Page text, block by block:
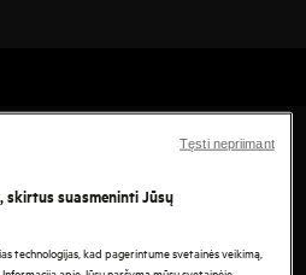
skirtus suasmeninti Jūsų
technologijas, kad pagerintume svetainės veikimą,
Tęsti nepriimant